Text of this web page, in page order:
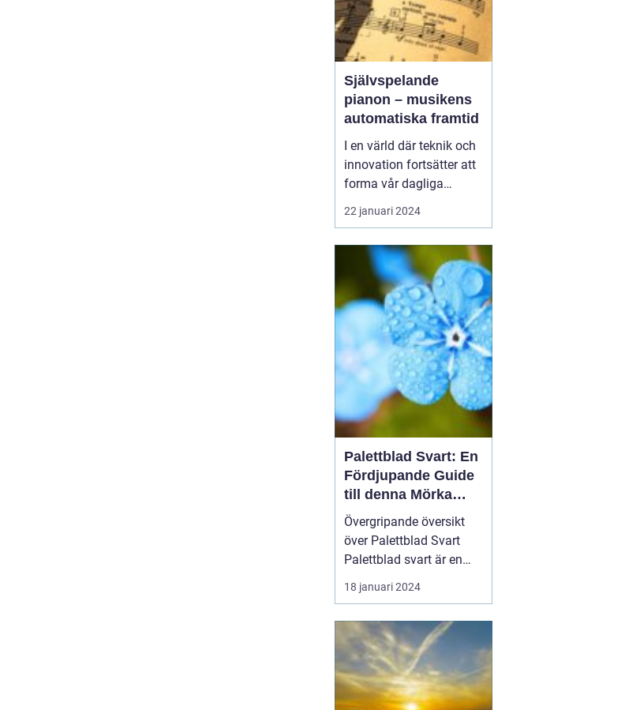
Självspelande
pianon – musikens
automatiska framtid
I en värld där teknik och
innovation fortsätter att
forma vår dagliga
tillvaro, har även
musikvärlden övergått
intressant fenomen som
alltmer blir populärt är
det självspela...
22 januari 2024
Palettblad Svart: En
Fördjupande Guide
till denna Mörka
Skönhet
Övergripande översikt
över Palettblad Svart
Palettblad svart är en
populär växt med mörka,
djupt färgade blad som
elegant utseende. Dess
distinkta mörka
färgskala gör den till ett
attraktivt val för
18 januari 2024